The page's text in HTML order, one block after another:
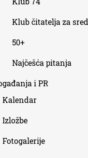
Klub čitatelja za
50+
Najčešća pitanja
i PR
Kalendar
Izložbe
Fotogalerije